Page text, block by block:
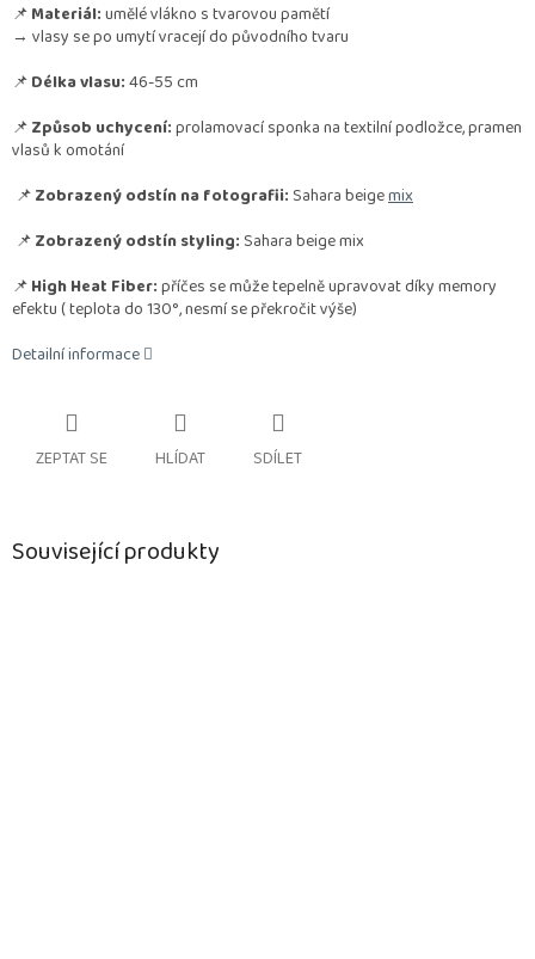
📌Materiál:umělé vlákno s tvarovou pamětí
→ vlasy se po umytí vracejí do původního tvaru
📌Délka vlasu:46-55 cm
📌Způsob uchycení:prolamovací sponka na textilní podložce, pramen
vlasů k omotání
📌Zobrazený odstín na fotografii: Sahara beigemix
📌Zobrazený odstín styling: Sahara beige mix
📌High Heat Fiber:příčes se může tepelně upravovat díky memory
efektu( teplota do 130°, nesmí se překročit výše)
Detailní informace
ZEPTAT SE HLÍDAT SDÍLET
Související produkty